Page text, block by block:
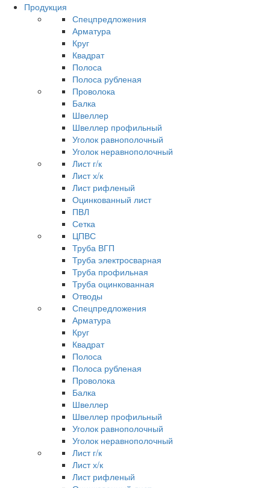
Продукция
Спецпредложения
Арматура
Круг
Квадрат
Полоса
Полоса рубленая
Проволока
Балка
Швеллер
Швеллер профильный
Уголок равнополочный
Уголок неравнополочный
Лист г/к
Лист х/к
Лист рифленый
Оцинкованный лист
ПВЛ
Сетка
ЦПВС
Труба ВГП
Труба электросварная
Труба профильная
Труба оцинкованная
Отводы
Спецпредложения
Арматура
Круг
Квадрат
Полоса
Полоса рубленая
Проволока
Балка
Швеллер
Швеллер профильный
Уголок равнополочный
Уголок неравнополочный
Лист г/к
Лист х/к
Лист рифленый